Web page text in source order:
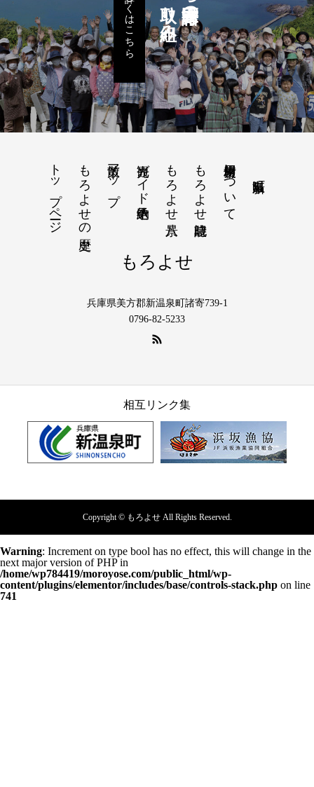
詳しくはこちら
素材使用について
もろよせ歳時記
もろよせ八景
観光ガイド予約申込
散策マップ
もろよせの歴史
トップページ
もろよせ
兵庫県美方郡新温泉町諸寄739-1
0796-82-5233
相互リンク集
Copyright © もろよせ All Rights Reserved.
Warning: Increment on type bool has no effect, this will change in the
next major version of PHP in
/home/wp784419/moroyose.com/public_html/wp-
content/plugins/elementor/includes/base/controls-stack.php on line
741